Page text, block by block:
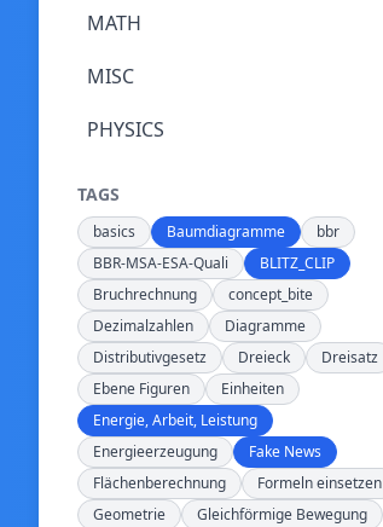
MATH
MISC
PHYSICS
TAGS
basics Baumdiagramme
bbr
BBR-MSA-ESA-Quali
BLITZ_CLIP
Bruchrechnung
concept_bite
Dezimalzahlen
Diagramme
Distributivgesetz
Dreieck
Dreisatz
Ebene Figuren
Einheiten
Energie, Arbeit, Leistung
Energieerzeugung
Fake News
Flächenberechnung
Formeln einsetzen
Geometrie
Gleichförmige Bewegung